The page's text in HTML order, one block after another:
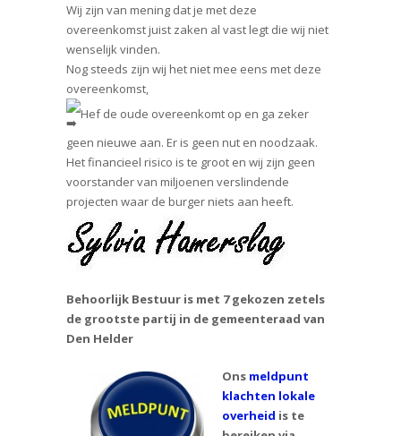
Wij zijn van mening dat je met deze
overeenkomst juist zaken al vast legt die wij niet
wenselijk vinden.
Nog steeds zijn wij het niet mee eens met deze
overeenkomst,
Hef de oude overeenkomt op en ga zeker
geen nieuwe aan. Er is geen nut en noodzaak.
Het financieel risico is te groot en wij zijn geen
voorstander van miljoenen verslindende
projecten waar de burger niets aan heeft.
Behoorlijk Bestuur is met 7 gekozen zetels
de grootste partij in de gemeenteraad van
Den Helder
Ons meldpunt
klachten lokale
overheid is te